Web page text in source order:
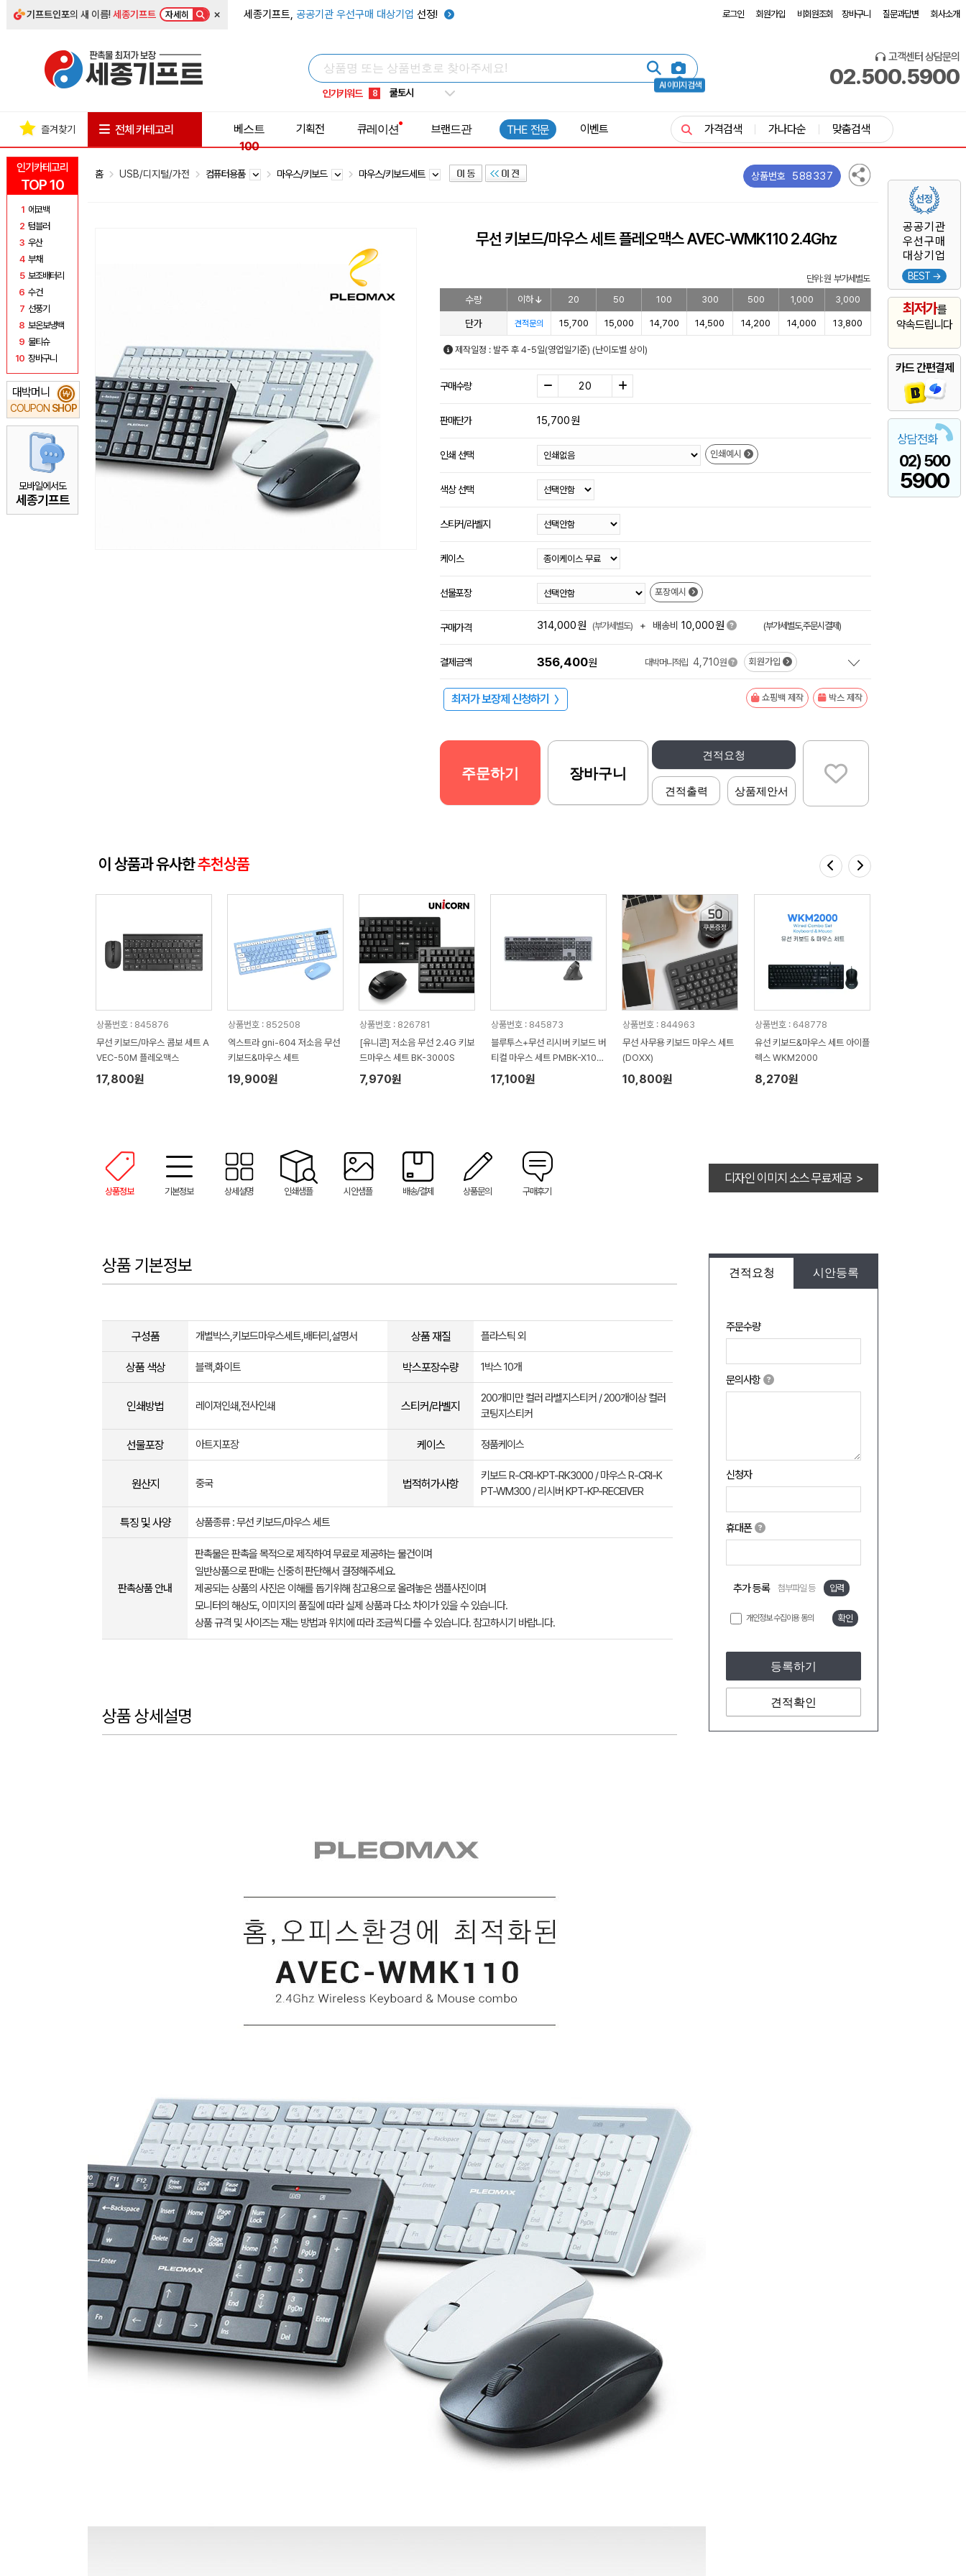
기프트인포의 새 이름!세종기프트 자세히 × 세종기프트, 공공기관 우선구매 대상기업 선정! 로그인 회원가입 비회원조회 장바구니 질문과답변 회사소개
AI 이미지 검색
인기키워드
5 키캡
8 쿨토시
9 넥쿨러
1 선풍기
고객센터 상담문의
02.500.5900
인기카테고리
TOP 10
1 에코백
2 텀블러
3 우산
4 부채
5 보조배터리
6 수건
7 선풍기
8 보온보냉백
9 물티슈
10 장바구니
대박머니
COUPON SHOP
₩
모바일에서도
세종기프트
공공기관
우선구매
대상기업
BEST →
최저가를
약속드립니다
카드 간편결제
상담전화
02) 500
5900
즐겨찾기 전체 카테고리
베스트
100
기획전 큐레이션 브랜드관 THE 전문 이벤트 가격검색 가나다순 맞춤검색
홈 USB/디지털/가전 컴퓨터용품 마우스/키보드 마우스/키보드세트 상품번호 588337
무선 키보드/마우스 세트 플레오맥스 AVEC-WMK110 2.4Ghz
단위: 원 부가세별도
수량 이하 20 50 100 300 500 1,000 3,000
단가 견적문의 15,700 15,000 14,700 14,500 14,200 14,000 13,800
제작일정 : 발주 후 4-5일(영업일기준) (난이도별 상이)
구매수량
판매단가 15,700원
인쇄 선택 인쇄예시
색상 선택
스티커/라벨지
케이스
선물포장 포장예시
구매가격 314,000원 (부가세별도) + 배송비 10,000원 (부가세별도,주문시결제)
결제금액 356,400원 대박머니적립 4,710원 회원가입
최저가 보장제 신청하기 〉 쇼핑백 제작 박스 제작
견적요청
견적출력 상품제안서
주문하기 장바구니
이 상품과 유사한추천상품
상품번호 : 845876
무선 키보드/마우스 콤보 세트 A
VEC-50M 플레오맥스
17,800원
상품번호 : 852508
엑스트라 gni-604 저소음 무선
키보드&마우스 세트
19,900원
상품번호 : 826781
[유니콘] 저소음 무선 2.4G 키보
드마우스 세트 BK-3000S
7,970원
상품번호 : 845873
블루투스+무선 리시버 키보드 버
티컬 마우스 세트 PMBK-X10
플레오맥스
17,100원
상품번호 : 844963
무선 사무용 키보드 마우스 세트
(DOXX)
10,800원
상품번호 : 648778
유선 키보드&마우스 세트 아이플
렉스 WKM2000
8,270원
상품정보 기본정보 상세설명 인쇄샘플 시안샘플 배송/결제 상품문의 구매후기
디자인 이미지 소스 무료제공 >
견적요청 시안등록
주문수량
문의사항
신청자
휴대폰
추가 등록 첨부파일 등 입력
개인정보 수집이용 동의 확인
등록하기
견적확인
상품 기본정보
구성품 개별박스,키보드마우스세트,배터리,설명서 상품 재질 플라스틱 외
상품 색상 블랙,화이트 박스포장수량 1박스 10개
인쇄방법 레이져인쇄,전사인쇄 스티커/라벨지
200개미만 컬러 라벨지스티커 / 200개이상 컬러
코팅지스티커
선물포장 아트지포장 케이스 정품케이스
원산지 중국 법적허가사항
키보드 R-CRI-KPT-RK3000 / 마우스 R-CRI-K
PT-WM300 / 리시버 KPT-KP-RECEIVER
특징 및 사양 상품종류 : 무선 키보드/마우스 세트
판촉상품 안내
판촉물은 판촉을 목적으로 제작하여 무료로 제공하는 물건이며
일반상품으로 판매는 신중히 판단해서 결정해주세요.
제공되는 상품의 사진은 이해를 돕기위해 참고용으로 올려놓은 샘플사진이며
모니터의 해상도, 이미지의 품질에 따라 실제 상품과 다소 차이가 있을 수 있습니다.
상품 규격 및 사이즈는 재는 방법과 위치에 따라 조금씩 다를 수 있습니다. 참고하시기 바랍니다.
상품 상세설명